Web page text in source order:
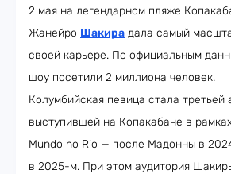
2 мая на легендарном пляже
Жанейро Шакира дала самый
своей карьере. По официальным
шоу посетили 2 миллиона человек.
Колумбийская певица стала третьей
выступившей на Копакабане в
Mundo no Rio — после Мадонны в
в 2025-м. При этом аудитория